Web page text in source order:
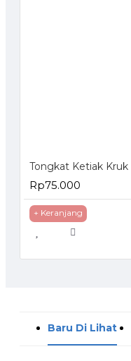
Rp75.000
+ Keranjang
Baru Di Lihat